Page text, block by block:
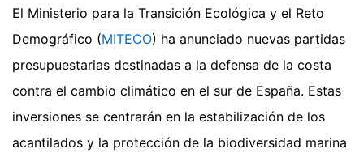
El Ministerio para la Transición Ecológica y el Reto
Demográfico (MITECO) ha anunciado nuevas partidas
presupuestarias destinadas a la defensa de la costa
contra el cambio climático en el sur de España. Estas
inversiones se centrarán en la estabilización de los
acantilados y la protección de la biodiversidad marina